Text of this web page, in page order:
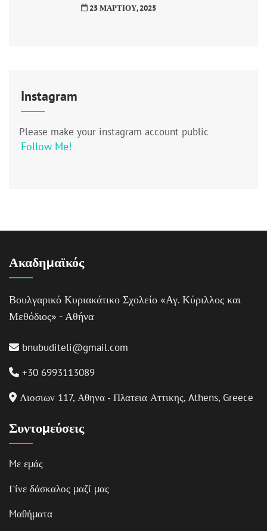
25 ΜΑΡΤΊΟΥ, 2025
Instagram
Please make your instagram account public
Follow Me!
Ακαδημαϊκός
Βουλγαρικό Κυριακάτικο Σχολείο «Αγ. Κύριλλος και
Μεθόδιος» - Αθήνα
bnubuditeli@gmail.com
+30 6993113089
Λιοσιων 117, Αθηνα - Πλατεια Αττικης, Athens, Greece
Συντομεύσεις
Mε εμάς
Γίνε δάσκαλος μαζί μας
Mαθήματα